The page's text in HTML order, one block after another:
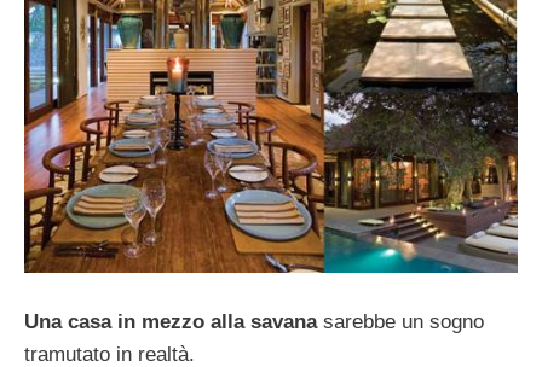
Una casa in mezzo alla savanasarebbe un sogno
tramutato in realtà.